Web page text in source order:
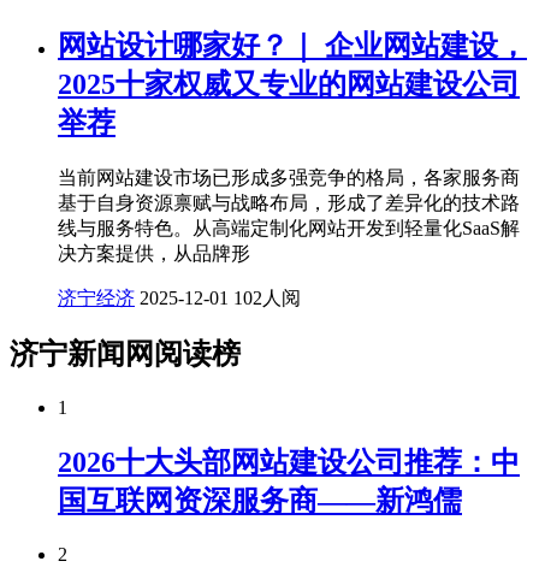
网站设计哪家好？｜ 企业网站建设，
2025十家权威又专业的网站建设公司
举荐
当前网站建设市场已形成多强竞争的格局，各家服务商
基于自身资源禀赋与战略布局，形成了差异化的技术路
线与服务特色。从高端定制化网站开发到轻量化SaaS解
决方案提供，从品牌形
济宁经济 2025-12-01 102人阅
济宁新闻网阅读榜
1
2026十大头部网站建设公司推荐：中
国互联网资深服务商——新鸿儒
2